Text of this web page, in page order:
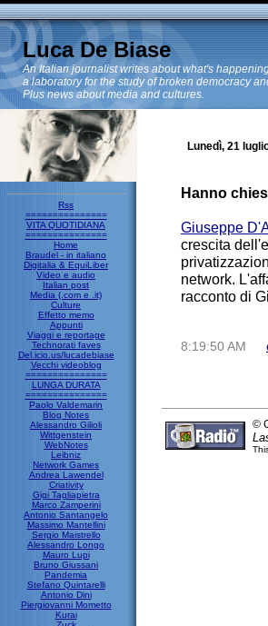
Luca De Biase
An Italian journalist writes about what's
a laboratory for the study of broken democracy
Plus news about media and cultures.
Rss
===============
VITA QUOTIDIANA
===============
Home
Braudel - in italiano
Digitalia & EquiLiber
Video e audio
Italian post
Media (.com e .it)
Culture
Effetto memo
Appunti
Viaggi e reportage
Technorati faves
Del.icio.us/lucadebiase
Vecchi videoblog
===============
LUNGA DURATA
===============
Paolo Valdemarin
Blog Notes
Alessandro Gilioli
Wittgenstein
WebNotes
Leibniz
Network Games
Andrea Lawendel
Criativity
Gigi Tagliapietra
Marco Zamperini
Antonio Santangelo
Massimo Mantellini
Sergio Maistrello
Alessandro Longo
Mauro Lupi
Bruno Giussani
Pandemia
Stefano Quintarelli
Antonio Dini
Piergiovanni Mometto
Kurai
Lunedì, 21
Hanno
Giuseppe
crescita
network.
racconto di
8:19:50 AM
©